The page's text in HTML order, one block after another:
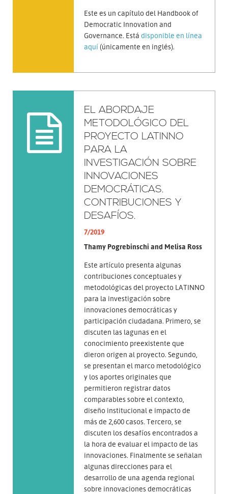
Este es un capítulo del Handbook of
Democratic Innovation and
Governance. Está disponible en línea
aquí(únicamente en inglés).
EL ABORDAJE
METODOLÓGICO DEL
PROYECTO LATINNO
PARA LA
INVESTIGACIÓN SOBRE
INNOVACIONES
DEMOCRÁTICAS.
CONTRIBUCIONES Y
DESAFÍOS.
7/2019
Thamy Pogrebinschi and Melisa Ross
Este artículo presenta algunas
contribuciones conceptuales y
metodológicas del proyecto LATINNO
para la investigación sobre
innovaciones democráticas y
participación ciudadana. Primero, se
discuten las lagunas en el
conocimiento preexistente que
dieron origen al proyecto. Segundo,
se presentan el marco metodológico
y los aportes originales que
permitieron registrar datos
comparables sobre el contexto,
diseño institucional e impacto de
más de 2,600 casos. Tercero, se
discuten los desafíos encontrados a
la hora de evaluar el impacto de las
innovaciones. Finalmente se señalan
algunas direcciones para el
desarrollo de una agenda regional
sobre innovaciones democráticas